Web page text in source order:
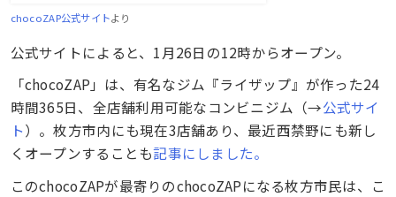
chocoZAP公式サイトより
公式サイトによると、1月26日の12時からオープン。
「chocoZAP」は、有名なジム『ライザップ』が作った24
時間365日、全店舗利用可能なコンビニジム（→公式サイ
ト）。枚方市内にも現在3店舗あり、最近西禁野にも新し
くオープンすることも記事にしました。
このchocoZAPが最寄りのchocoZAPになる枚方市民は、こ